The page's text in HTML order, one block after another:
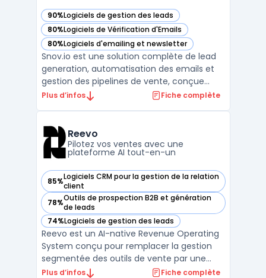
90%Logiciels de gestion des leads
— voir Snov.io dans cette catégorie
80%Logiciels de Vérification d'Emails
— voir Snov.io dans cette catégorie
80%Logiciels d'emailing et newsletter
— voir Snov.io dans cette catégorie
Snov.io est une solution complète de lead
generation, automatisation des emails et
gestion des pipelines de vente, conçue
pour optimiser le processus de prospection
grâce à un puissant email finder et
d'automatiser les ...
Plus d’infos Fiche complète
Reevo
Pilotez vos ventes avec une
plateforme AI tout-en-un
85%Logiciels CRM pour la gestion de la relation
client
— voir Reevo dans cette catégorie
78%Outils de prospection B2B et génération
de leads
— voir Reevo dans cette catégorie
74%Logiciels de gestion des leads
— voir Reevo dans cette catégorie
Reevo est un AI-native Revenue Operating
System conçu pour remplacer la gestion
segmentée des outils de vente par une
plateforme unique. Les entreprises
Plus d’infos Fiche complète